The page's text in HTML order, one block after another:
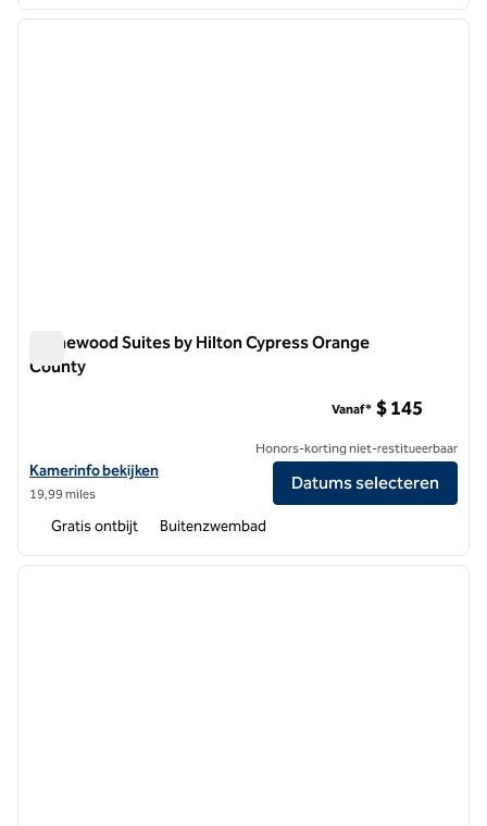
1 van 12
Homewood Suites by Hilton Cypress Orange
County
Bekijk hoteldetails voor Homewood Suites by Hilton Cypress
Kamerinfo bekijken
19,99 miles
Vanaf* $ 145
Honors-korting niet-restitueerbaar
Datums selecteren
Gratis ontbijt Buitenzwembad
1 van 11